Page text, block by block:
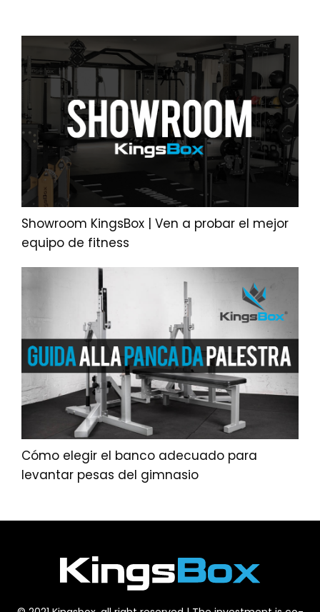
Showroom KingsBox | Ven a probar el mejor
equipo de fitness
Cómo elegir el banco adecuado para
levantar pesas del gimnasio